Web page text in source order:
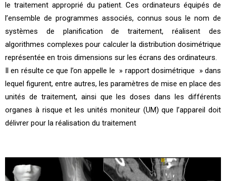
le traitement approprié du patient. Ces ordinateurs équipés de
l’ensemble de programmes associés, connus sous le nom de
systèmes de planification de traitement, réalisent des
algorithmes complexes pour calculer la distribution dosimétrique
représentée en trois dimensions sur les écrans des ordinateurs.
Il en résulte ce que l’on appelle le » rapport dosimétrique » dans
lequel figurent, entre autres, les paramètres de mise en place des
unités de traitement, ainsi que les doses dans les différents
organes à risque et les unités moniteur (UM) que l’appareil doit
délivrer pour la réalisation du traitement